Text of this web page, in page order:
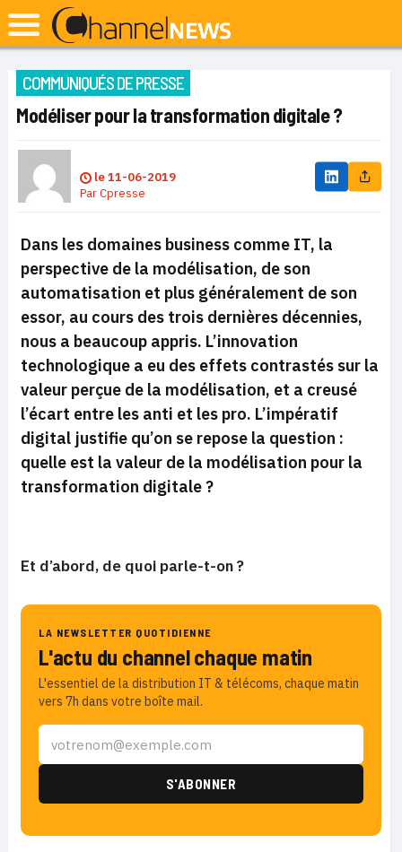
COMMUNIQUÉS DE PRESSE
Modéliser pour la transformation digitale ?
le11-06-2019
ParCpresse
Dans les domaines business comme IT, la
perspective de la modélisation, de son
automatisation et plus généralement de son
essor, au cours des trois dernières décennies,
nous a beaucoup appris. L’innovation
technologique a eu des effets contrastés sur la
valeur perçue de la modélisation, et a creusé
l’écart entre les anti et les pro. L’impératif
digital justifie qu’on se repose la question :
quelle est la valeur de la modélisation pour la
transformation digitale ?
Et d’abord, de quoi parle-t-on ?
LA NEWSLETTER QUOTIDIENNE
L'actu du channel chaque matin
L'essentiel de la distribution IT & télécoms, chaque matin
vers 7h dans votre boîte mail.